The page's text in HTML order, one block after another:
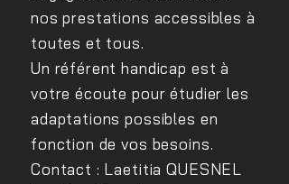
nos prestations accessibles à
toutes et tous.
Un référent handicap est à
votre écoute pour étudier les
adaptations possibles en
fonction de vos besoins.
Contact : Laetitia QUESNEL